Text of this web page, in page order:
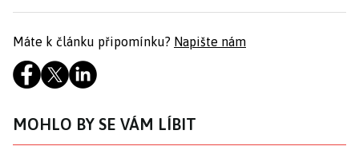
Máte k článku připomínku? Napište nám
MOHLO BY SE VÁM LÍBIT